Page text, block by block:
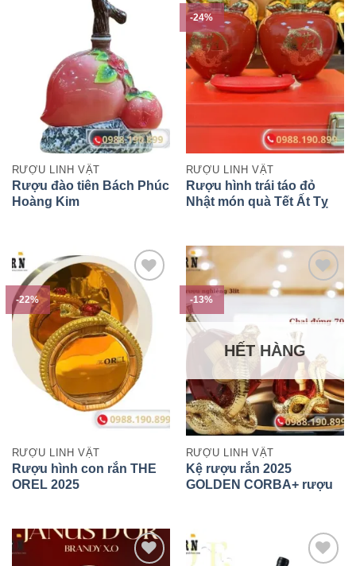
RƯỢU LINH VẬT
Rượu đào tiên Bách Phúc
Hoàng Kim
-24%
RƯỢU LINH VẬT
Rượu hình trái táo đỏ
Nhật món quà Tết Ất Tỵ
-22%
RƯỢU LINH VẬT
Rượu hình con rắn THE
OREL 2025
-13%
HẾT HÀNG
RƯỢU LINH VẬT
Kệ rượu rắn 2025
GOLDEN CORBA+ rượu